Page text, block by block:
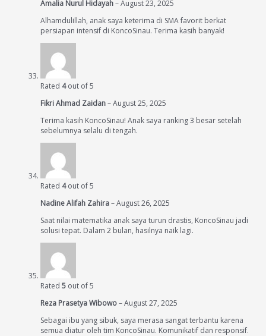
Amalia Nurul Hidayah–August 23, 2025
Alhamdulillah, anak saya keterima di SMA favorit berkat
persiapan intensif di KoncoSinau. Terima kasih banyak!
Rated 4out of 5
Fikri Ahmad Zaidan–August 25, 2025
Terima kasih KoncoSinau! Anak saya ranking 3 besar setelah
sebelumnya selalu di tengah.
Rated 4out of 5
Nadine Alifah Zahira–August 26, 2025
Saat nilai matematika anak saya turun drastis, KoncoSinau jadi
solusi tepat. Dalam 2 bulan, hasilnya naik lagi.
Rated 5 out of 5
Reza Prasetya Wibowo–August 27, 2025
Sebagai ibu yang sibuk, saya merasa sangat terbantu karena
semua diatur oleh tim KoncoSinau. Komunikatif dan responsif.